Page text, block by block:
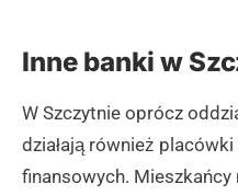
Inne banki w
W Szczytnie oprócz
działają również
finansowych. Mieszkańcy